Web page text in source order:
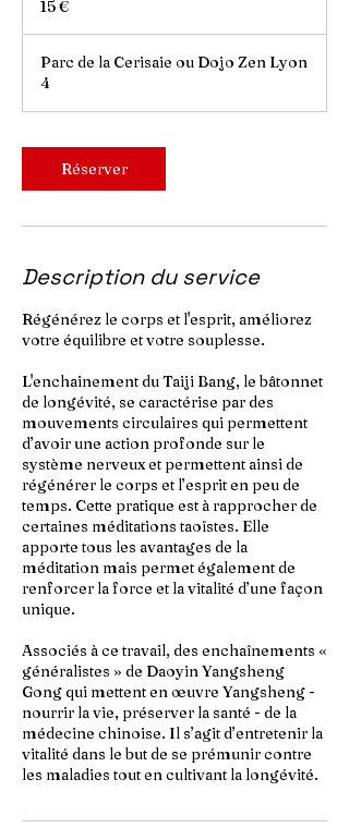
15 €
Parc de la Cerisaie ou Dojo Zen Lyon
4
Réserver
Description du service
Régénérez le corps et l'esprit, améliorez
votre équilibre et votre souplesse.
L'enchainement du Taiji Bang, le bâtonnet
de longévité, se caractérise par des
mouvements circulaires qui permettent
d’avoir une action profonde sur le
système nerveux et permettent ainsi de
régénérer le corps et l’esprit en peu de
temps. Cette pratique est à rapprocher de
certaines méditations taoïstes. Elle
apporte tous les avantages de la
méditation mais permet également de
renforcer la force et la vitalité d’une façon
unique.
Associés à ce travail, des enchaînements «
généralistes » de Daoyin Yangsheng
Gong qui mettent en œuvre Yangsheng -
nourrir la vie, préserver la santé - de la
médecine chinoise. Il s’agit d’entretenir la
vitalité dans le but de se prémunir contre
les maladies tout en cultivant la longévité.